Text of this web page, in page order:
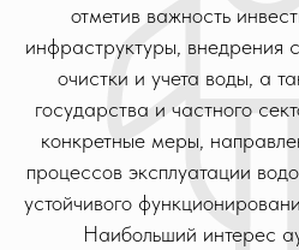
отметив важность
инфраструктуры, внедрения
очистки и учета воды, а
государства и частного
конкретные меры,
процессов эксплуатации
устойчивого
Наибольший интерес